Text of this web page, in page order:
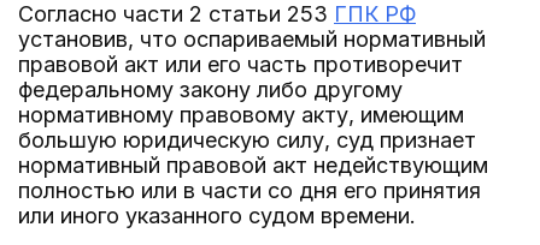
Согласно части 2 статьи 253 ГПК РФ
установив, что оспариваемый нормативный
правовой акт или его часть противоречит
федеральному закону либо другому
нормативному правовому акту, имеющим
большую юридическую силу, суд признает
нормативный правовой акт недействующим
полностью или в части со дня его принятия
или иного указанного судом времени.